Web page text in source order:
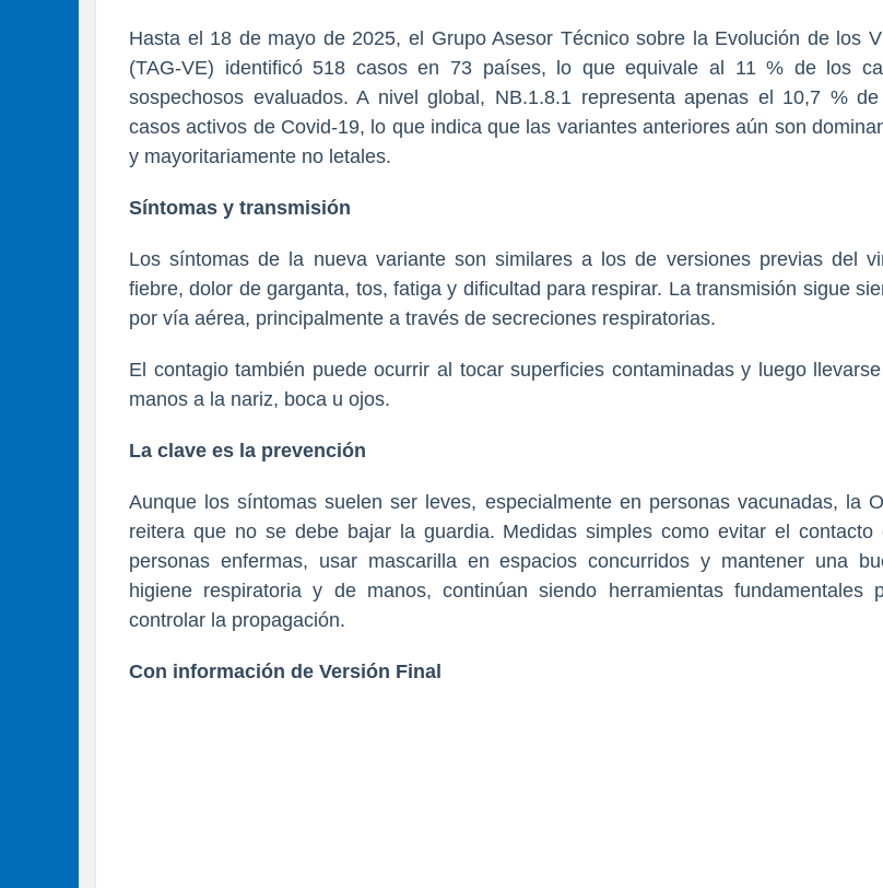
Hasta el 18 de mayo de 2025, el Grupo Asesor Técnico sobre la Evolución de los
(TAG-VE) identificó 518 casos en 73 países, lo que equivale al 11 % de los
sospechosos evaluados. A nivel global, NB.1.8.1 representa apenas el 10,7 %
casos activos de Covid-19, lo que indica que las variantes anteriores aún son
y mayoritariamente no letales.
Síntomas y transmisión
Los síntomas de la nueva variante son similares a los de versiones previas del
fiebre, dolor de garganta, tos, fatiga y dificultad para respirar. La transmisión sigue
por vía aérea, principalmente a través de secreciones respiratorias.
El contagio también puede ocurrir al tocar superficies contaminadas y luego
manos a la nariz, boca u ojos.
La clave es la prevención
Aunque los síntomas suelen ser leves, especialmente en personas vacunadas, la
reitera que no se debe bajar la guardia. Medidas simples como evitar el contacto
personas enfermas, usar mascarilla en espacios concurridos y mantener una
higiene respiratoria y de manos, continúan siendo herramientas fundamentales
controlar la propagación.
Con información de Versión Final